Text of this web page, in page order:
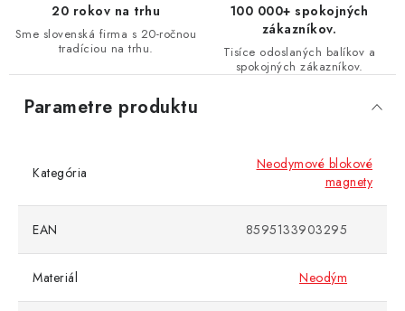
20 rokov na trhu
Sme slovenská firma s 20-ročnou
tradíciou na trhu.
100 000+ spokojných
zákazníkov.
Tisíce odoslaných balíkov a
spokojných zákazníkov.
Parametre produktu
Kategória
Neodymové blokové
magnety
EAN 8595133903295
Materiál Neodým